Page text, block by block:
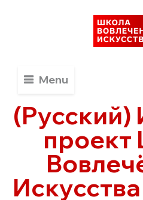
Menu
(Русский)